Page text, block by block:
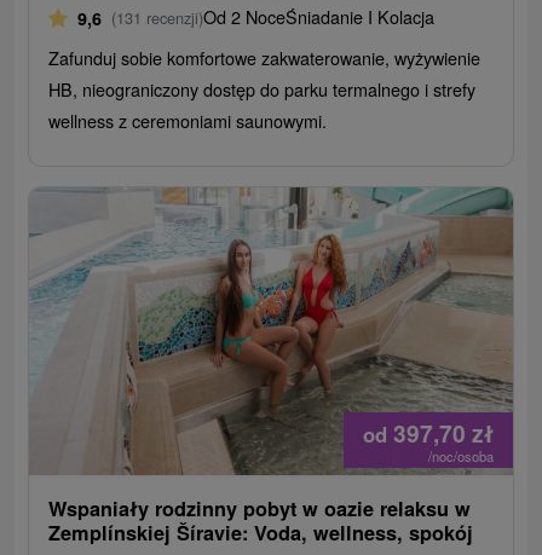
9,6 (131 recenzji)Od 2 NoceŚniadanie I Kolacja
Zafunduj sobie komfortowe zakwaterowanie, wyżywienie
HB, nieograniczony dostęp do parku termalnego i strefy
wellness z ceremoniami saunowymi.
od 397,70 zł
/noc/osoba
Wspaniały rodzinny pobyt w oazie relaksu w
Zemplínskiej Šíravie: Voda, wellness, spokój